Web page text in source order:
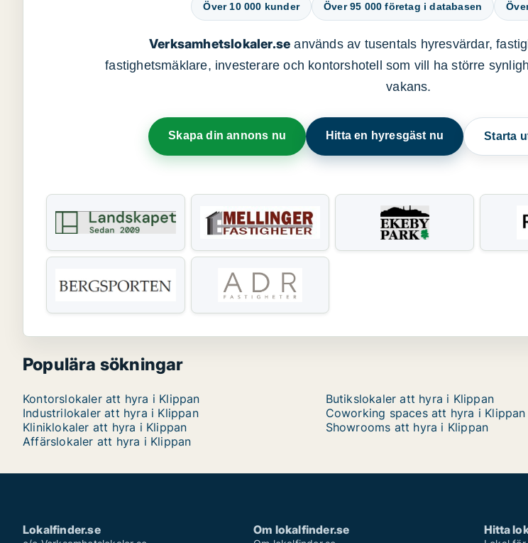
Över 10 000 kunder Över 95 000 företag i databasen
Verksamhetslokaler.se används av tusentals hyresvärdar,
fastighetsmäklare, investerare och kontorshotell som vill ha större
vakans.
Skapa din annons nu Hitta en hyresgäst nu Starta
Populära sökningar
Kontorslokaler att hyra i Klippan Butikslokaler att hyra i Klippan
Industrilokaler att hyra i Klippan
Coworking spaces att hyra i Klippan
Kliniklokaler att hyra i Klippan
Showrooms att hyra i Klippan
Affärslokaler att hyra i Klippan
Lokalfinder.se Om lokalfinder.se Hitta